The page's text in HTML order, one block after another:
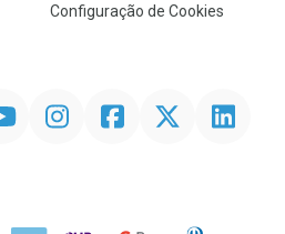
Configuração de Cookies
InstagramFacebookTwitter Linkedin